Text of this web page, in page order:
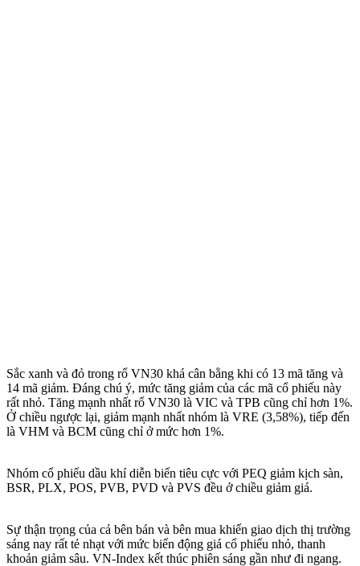
Sắc xanh và đỏ trong rổ VN30 khá cân bằng khi có 13 mã tăng và
14 mã giảm. Đáng chú ý, mức tăng giảm của các mã cổ phiếu này
rất nhỏ. Tăng mạnh nhất rổ VN30 là VIC và TPB cũng chỉ hơn 1%.
Ở chiều ngược lại, giảm mạnh nhất nhóm là VRE (3,58%), tiếp đến
là VHM và BCM cũng chỉ ở mức hơn 1%.
Nhóm cổ phiếu dầu khí diễn biến tiêu cực với PEQ giảm kịch sàn,
BSR, PLX, POS, PVB, PVD và PVS đều ở chiều giảm giá.
Sự thận trọng của cả bên bán và bên mua khiến giao dịch thị trường
sáng nay rất tẻ nhạt với mức biến động giá cổ phiếu nhỏ, thanh
khoản giảm sâu. VN-Index kết thúc phiên sáng gần như đi ngang.